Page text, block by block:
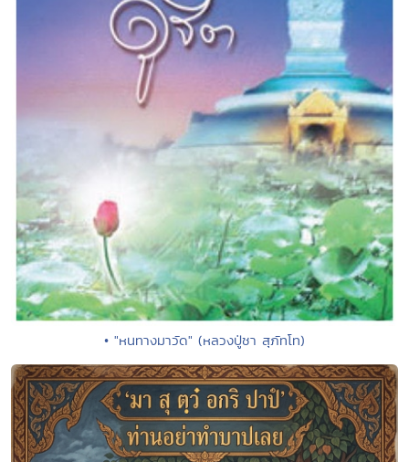
• "หนทางมาวัด" (หลวงปู่ชา สุภัทโท)